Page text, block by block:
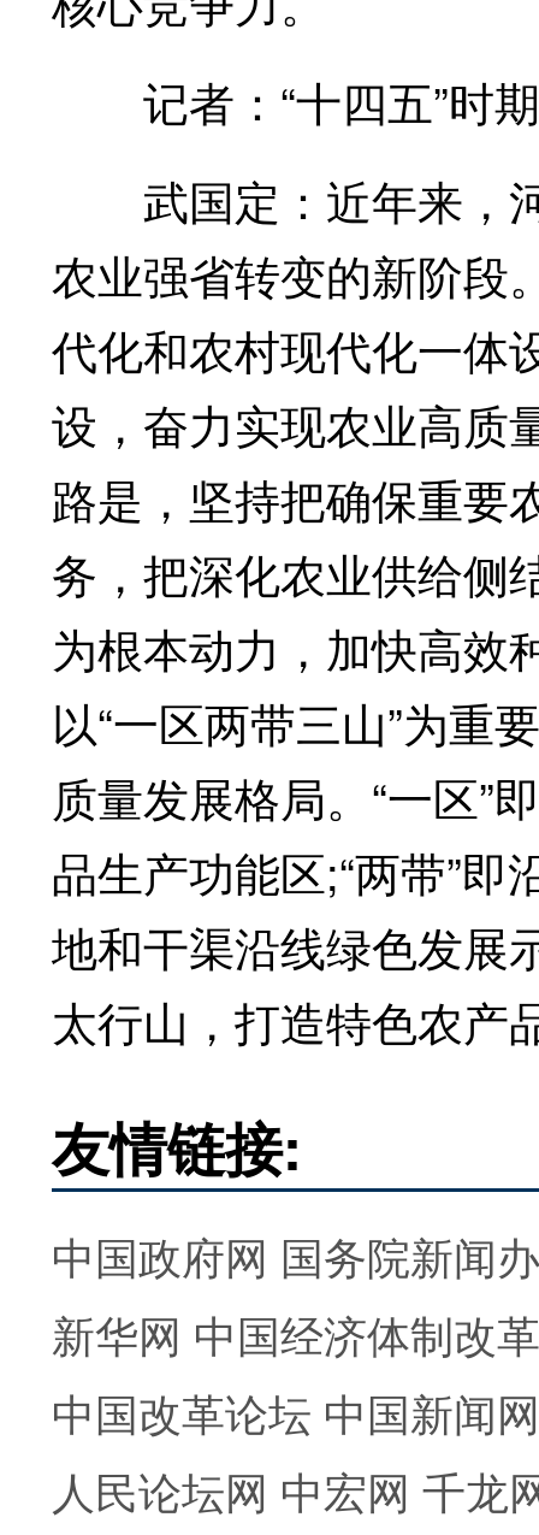
记者：“十四五”时
武国定：近年来，
农业强省转变的新阶段
代化和农村现代化一体
设，奋力实现农业高质
路是，坚持把确保重要
务，把深化农业供给侧
为根本动力，加快高效
以“一区两带三山”为重
质量发展格局。“一区”
品生产功能区;“两带”
地和干渠沿线绿色发展
太行山，打造特色农产
友情链接:
中国政府网 国务院新闻
新华网 中国经济体制改
中国改革论坛 中国新闻网
人民论坛网 中宏网 千龙